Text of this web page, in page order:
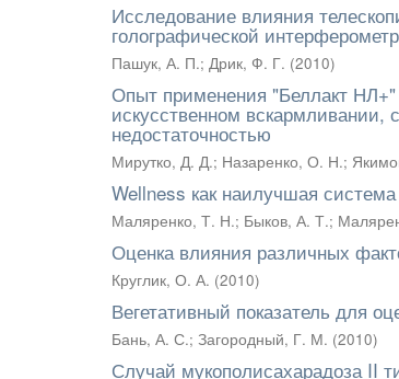
Исследование влияния
голографической
Пашук, А. П.; Дрик, Ф. Г. (2010)
Опыт применения "Беллакт
искусственном вскармливании,
недостаточностью
Мирутко, Д. Д.; Назаренко, О. Н.;
Wellness как наилучшая
Маляренко, Т. Н.; Быков, А. Т.;
Оценка влияния различных
Круглик, О. А. (2010)
Вегетативный показатель для
Бань, А. С.; Загородный, Г. М. (2010)
Случай мукополисахарадоза II